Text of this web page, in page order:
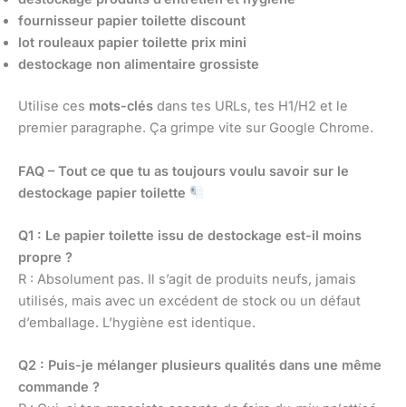
fournisseur papier toilette discount
lot rouleaux papier toilette prix mini
destockage non alimentaire grossiste
Utilise ces mots-clés dans tes URLs, tes H1/H2 et le
premier paragraphe. Ça grimpe vite sur Google Chrome.
FAQ – Tout ce que tu as toujours voulu savoir sur le
destockage papier toilette
Q1 : Le papier toilette issu de destockage est-il moins
propre ?
R : Absolument pas. Il s’agit de produits neufs, jamais
utilisés, mais avec un excédent de stock ou un défaut
d’emballage. L’hygiène est identique.
Q2 : Puis-je mélanger plusieurs qualités dans une même
commande ?